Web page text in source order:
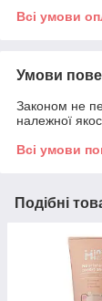
Всі умови
Умови
Законом не
належної
Всі умови
Подібні